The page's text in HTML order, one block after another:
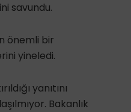
savundu.
önemli bir
yineledi.
yanıtını
Bakanlık